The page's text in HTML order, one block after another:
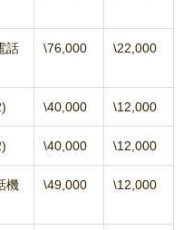
話
\76,000 \22,000
\40,000 \12,000
\40,000 \12,000
機
\49,000 \12,000